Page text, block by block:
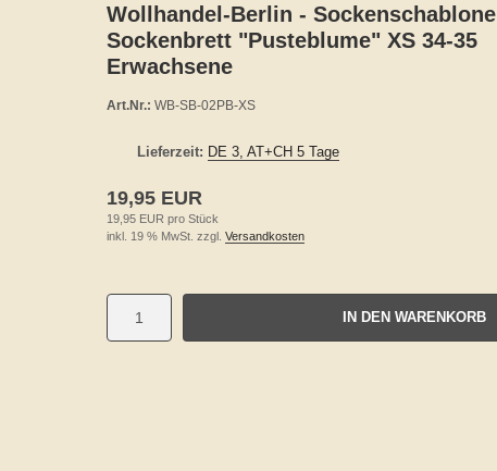
Wollhandel-Berlin - Sockenschablone
Sockenbrett "Pusteblume" XS 34-35
Erwachsene
Art.Nr.: WB-SB-02PB-XS
Lieferzeit: DE 3, AT+CH 5 Tage
19,95 EUR
19,95 EUR pro Stück
inkl. 19 % MwSt. zzgl. Versandkosten
IN DEN WARENKORB